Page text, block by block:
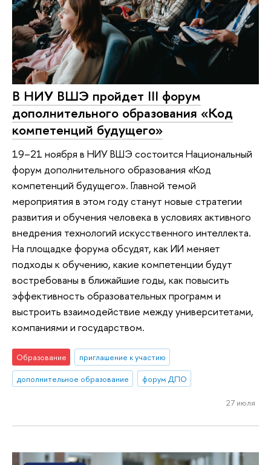
В НИУ ВШЭ пройдет III форум
дополнительного образования «Код
компетенций будущего»
19–21 ноября в НИУ ВШЭ состоится Национальный
форум дополнительного образования «Код
компетенций будущего». Главной темой
мероприятия в этом году станут новые стратегии
развития и обучения человека в условиях активного
внедрения технологий искусственного интеллекта.
На площадке форума обсудят, как ИИ меняет
подходы к обучению, какие компетенции будут
востребованы в ближайшие годы, как повысить
эффективность образовательных программ и
выстроить взаимодействие между университетами,
компаниями и государством.
Образование
приглашение к участию
дополнительное образование
форум ДПО
27 июля